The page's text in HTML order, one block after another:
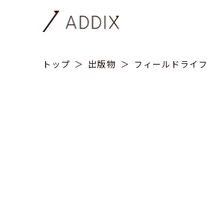
トップ 出版物 フィールドライ